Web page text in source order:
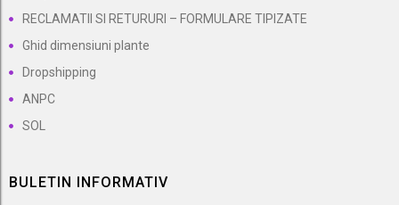
RECLAMATII SI RETURURI – FORMULARE TIPIZATE
Ghid dimensiuni plante
Dropshipping
ANPC
SOL
BULETIN INFORMATIV